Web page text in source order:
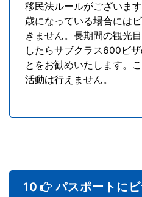
移民法ルールがございま
歳になっている場合には
きません。長期間の観光
したらサブクラス600ビ
とをお勧めいたします。
活動は行えません。
10
パスポートに